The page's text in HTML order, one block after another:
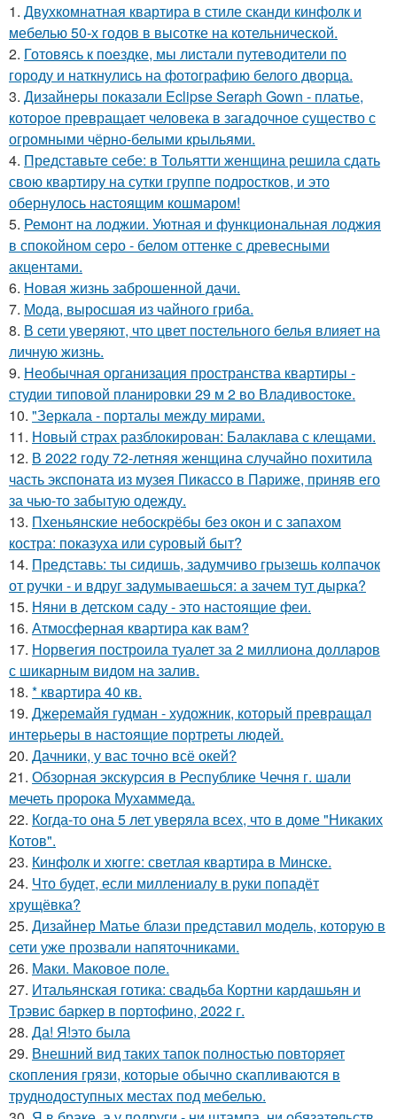
1. Двухкомнатная квартира в стиле сканди кинфолк и
мебелью 50-х годов в высотке на котельнической.
2. Готовясь к поездке, мы листали путеводители по
городу и наткнулись на фотографию белого дворца.
3. Дизайнеры показали Eclipse Seraph Gown - платье,
которое превращает человека в загадочное существо с
огромными чёрно-белыми крыльями.
4. Представьте себе: в Тольятти женщина решила сдать
свою квартиру на сутки группе подростков, и это
обернулось настоящим кошмаром!
5. Ремонт на лоджии. Уютная и функциональная лоджия
в спокойном серо - белом оттенке с древесными
акцентами.
6. Новая жизнь заброшенной дачи.
7. Мода, выросшая из чайного гриба.
8. В сети уверяют, что цвет постельного белья влияет на
личную жизнь.
9. Необычная организация пространства квартиры -
студии типовой планировки 29 м 2 во Владивостоке.
10. "Зеркала - порталы между мирами.
11. Новый страх разблокирован: Балаклава с клещами.
12. В 2022 году 72-летняя женщина случайно похитила
часть экспоната из музея Пикассо в Париже, приняв его
за чью-то забытую одежду.
13. Пхеньянские небоскрёбы без окон и с запахом
костра: показуха или суровый быт?
14. Представь: ты сидишь, задумчиво грызешь колпачок
от ручки - и вдруг задумываешься: а зачем тут дырка?
15. Няни в детском саду - это настоящие феи.
16. Атмосферная квартира как вам?
17. Норвегия построила туалет за 2 миллиона долларов
с шикарным видом на залив.
18. * квартира 40 кв.
19. Джеремайя гудман - художник, который превращал
интерьеры в настоящие портреты людей.
20. Дачники, у вас точно всё окей?
21. Обзорная экскурсия в Республике Чечня г. шали
мечеть пророка Мухаммеда.
22. Когда-то она 5 лет уверяла всех, что в доме "Никаких
Котов".
23. Кинфолк и хюгге: светлая квартира в Минске.
24. Что будет, если миллениалу в руки попадёт
хрущёвка?
25. Дизайнер Матье блази представил модель, которую в
сети уже прозвали напяточниками.
26. Маки. Маковое поле.
27. Итальянская готика: свадьба Кортни кардашьян и
Трэвис баркер в портофино, 2022 г.
28. Да! Я!это была
29. Внешний вид таких тапок полностью повторяет
скопления грязи, которые обычно скапливаются в
труднодоступных местах под мебелью.